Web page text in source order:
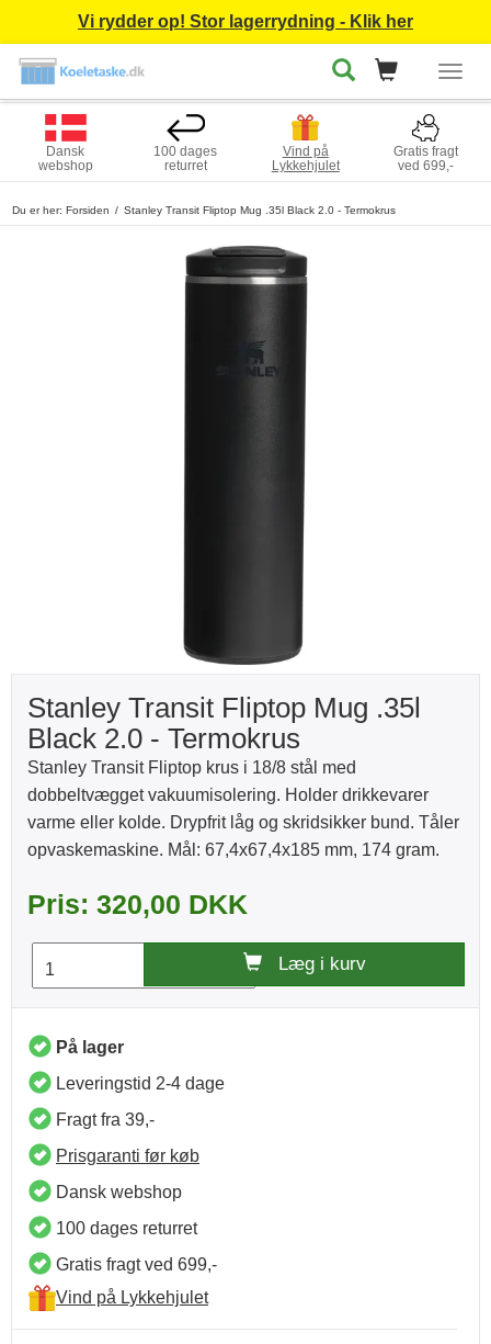
Vi rydder op! Stor lagerrydning - Klik her
Dansk
webshop
100 dages
returret
Vind på
Lykkehjulet
Gratis fragt
ved 699,-
Du er her: Forsiden Stanley Transit Fliptop Mug .35l Black 2.0 - Termokrus
Stanley Transit Fliptop Mug .35l
Black 2.0 - Termokrus
Stanley Transit Fliptop krus i 18/8 stål med
dobbeltvægget vakuumisolering. Holder drikkevarer
varme eller kolde. Drypfrit låg og skridsikker bund. Tåler
opvaskemaskine. Mål: 67,4x67,4x185 mm, 174 gram.
Pris: 320,00 DKK
Læg i kurv
På lager
Leveringstid 2-4 dage
Fragt fra 39,-
Prisgaranti før køb
Dansk webshop
100 dages returret
Gratis fragt ved 699,-
Vind på Lykkehjulet